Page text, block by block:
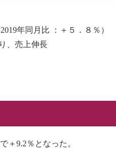
年同月比 ：＋５．８％）
、売上伸長
＋9.2％となった。